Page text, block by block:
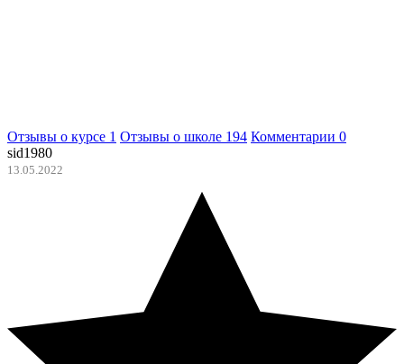
Отзывы о курсе 1 Отзывы о школе 194 Комментарии 0
sid1980
13.05.2022